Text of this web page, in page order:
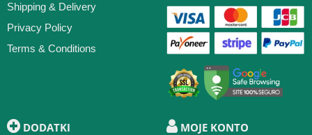
Shipping & Delivery
Privacy Policy
Terms & Conditions
DODATKI MOJE KONTO